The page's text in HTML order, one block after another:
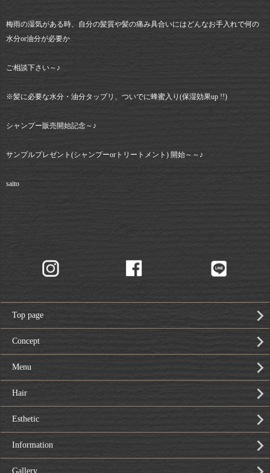
梅雨の湿気がある時、自分の髪質や髪の痛み具合いにはどんなお手入れで何の
水分or油分が必要か
ご相談下さい～♪
※髪に必要な水分・油分タップリ、ついでに蜂蜜入り(保湿効果up !!)
シャンプー販売開始記念～♪
サンプルプレゼント(シャンプーorトリートメント) 開始～～♪
saito
Top page
Concept
Menu
Hair
Esthetic
Information
Gallery